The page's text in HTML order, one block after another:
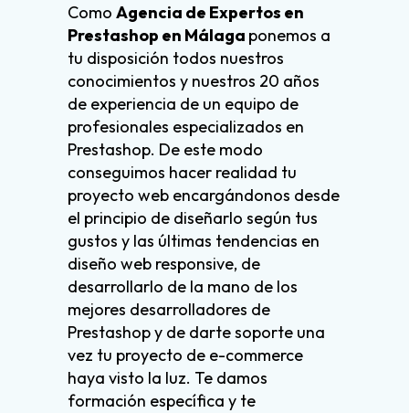
Como Agencia de Expertos en
Prestashop en Málaga ponemos a
tu disposición todos nuestros
conocimientos y nuestros 20 años
de experiencia de un equipo de
profesionales especializados en
Prestashop. De este modo
conseguimos hacer realidad tu
proyecto web encargándonos desde
el principio de diseñarlo según tus
gustos y las últimas tendencias en
diseño web responsive, de
desarrollarlo de la mano de los
mejores desarrolladores de
Prestashop y de darte soporte una
vez tu proyecto de e-commerce
haya visto la luz. Te damos
formación específica y te